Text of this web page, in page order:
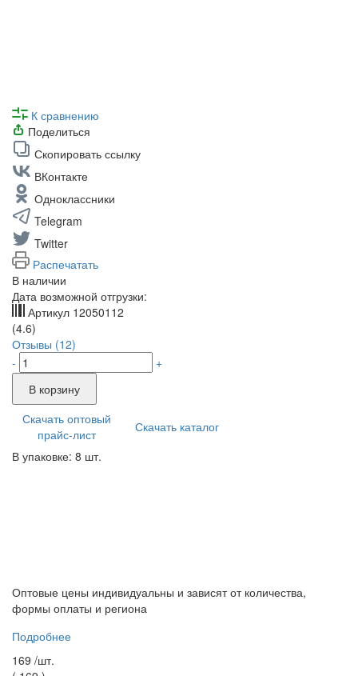
К сравнению
Поделиться
Скопировать ссылку
ВКонтакте
Одноклассники
Telegram
Twitter
Распечатать
В наличии
Дата возможной отгрузки:
Артикул 12050112
(4.6)
Отзывы (12)
-
+
В корзину
Скачать оптовый
прайс-лист
Скачать каталог
В упаковке: 8 шт.
Оптовые цены индивидуальны и зависят от количества,
формы оплаты и региона
Подробнее
169 /шт.